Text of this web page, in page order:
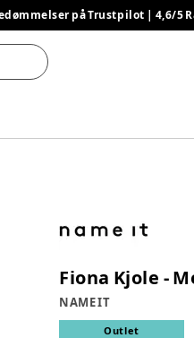
på Trustpilot | 4,6/5
Fiona Kjole -
NAME IT
Outlet